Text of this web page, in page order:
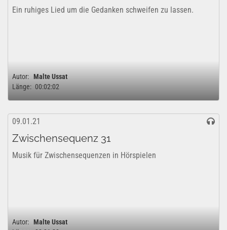
Ein ruhiges Lied um die Gedanken schweifen zu lassen.
Autor: Malte Ussat
Länge: 00:02:02
09.01.21
Zwischensequenz 31
Musik für Zwischensequenzen in Hörspielen
Autor: Malte Ussat